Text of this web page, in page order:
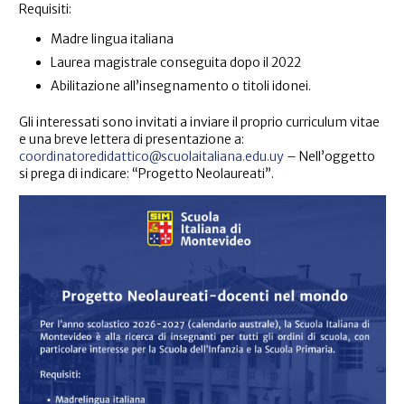
Requisiti:
Madre lingua italiana
Laurea magistrale conseguita dopo il 2022
Abilitazione all’insegnamento o titoli idonei.
Gli interessati sono invitati a inviare il proprio curriculum vitae
e una breve lettera di presentazione a:
coordinatoredidattico@scuolaitaliana.edu.uy – Nell’oggetto
si prega di indicare: “Progetto Neolaureati”.